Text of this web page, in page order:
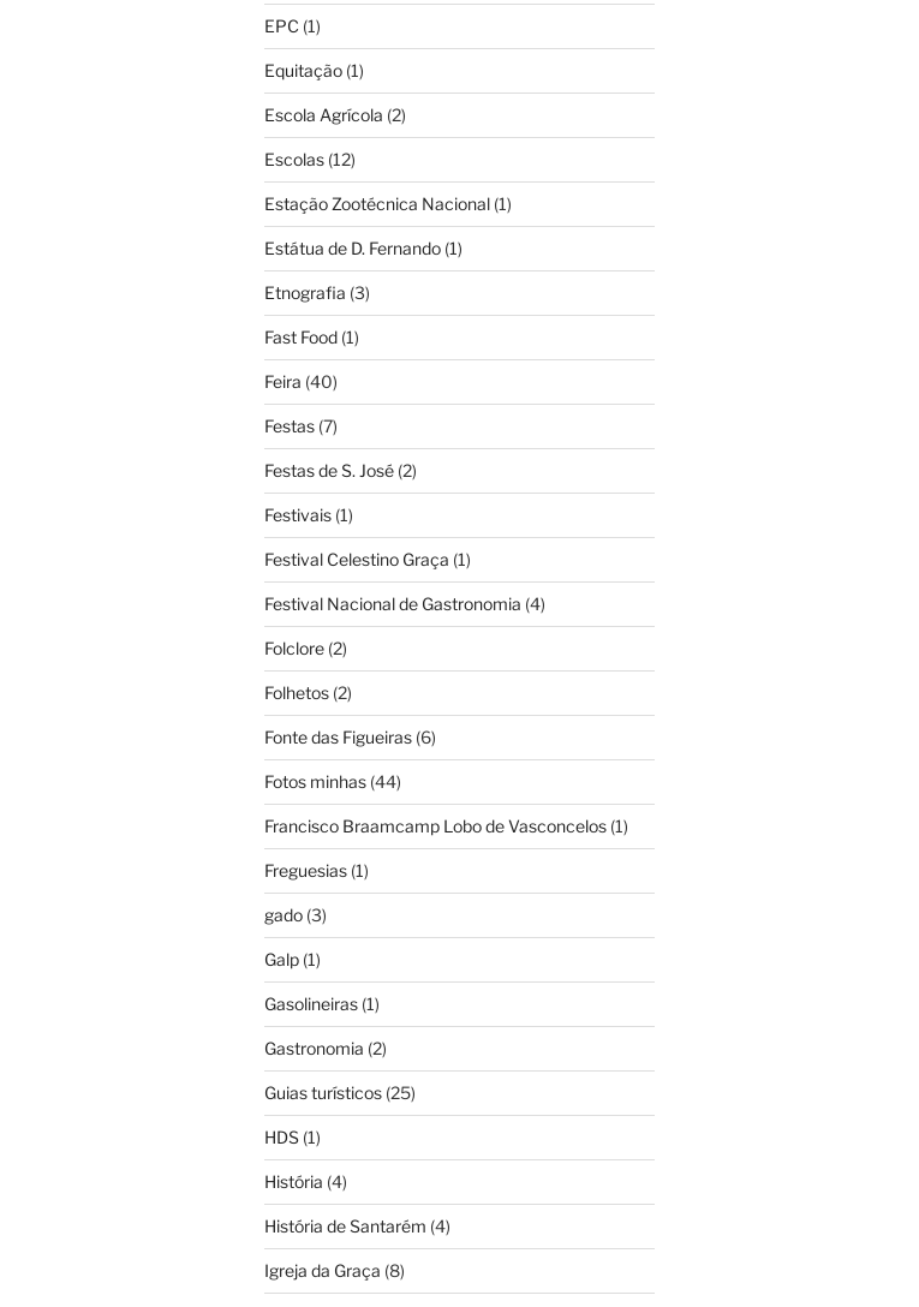
EPC (1)
Equitação(1)
Escola Agrícola (2)
Escolas(12)
Estação Zootécnica Nacional(1)
Estátua de D. Fernando(1)
Etnografia (3)
Fast Food(1)
Feira (40)
Festas(7)
Festas de S. José(2)
Festivais(1)
Festival Celestino Graça (1)
Festival Nacional de Gastronomia (4)
Folclore(2)
Folhetos(2)
Fonte das Figueiras(6)
Fotos minhas(44)
Francisco Braamcamp Lobo de Vasconcelos(1)
Freguesias(1)
gado(3)
Galp(1)
Gasolineiras(1)
Gastronomia (2)
Guias turísticos(25)
HDS(1)
História (4)
História de Santarém (4)
Igreja da Graça (8)